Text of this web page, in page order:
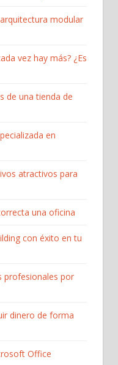
modular
vez hay más? ¿Es
de una tienda de
en
atractivos para
una oficina
con éxito en tu
profesionales por
dinero de forma
Office